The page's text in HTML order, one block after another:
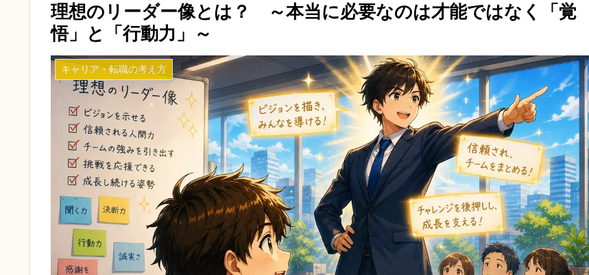
理想のリーダー像とは？ ～本当に必要なのは才能ではなく「覚
悟」と「行動力」～
キャリア・転職の考え方